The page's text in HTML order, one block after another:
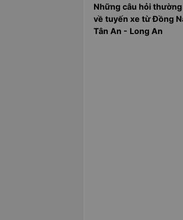
Những câu hỏi
về tuyến xe từ Đồng
Tân An - Long An